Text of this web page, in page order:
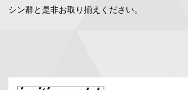
シン群と是非お取り揃えください。